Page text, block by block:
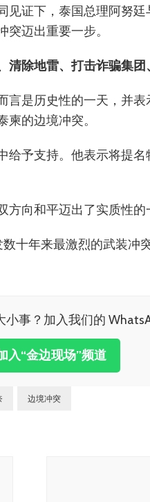
见证下，泰国总理阿努
迈出重要一步。
除地雷、打击诈骗集团
言是历史性的一天，并
的边境冲突。
予支持。他表示将提名
向和平迈出了实质性的
十年来最激烈的武装冲
事？加入我们的
入“金边现场”频道
边境冲突